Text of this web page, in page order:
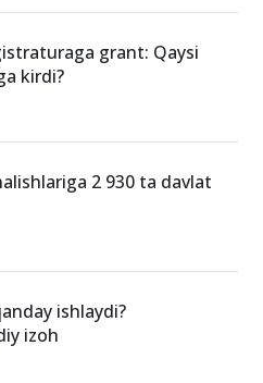
grant: Qaysi
kirdi?
2 930 ta davlat
ishlaydi?
izoh